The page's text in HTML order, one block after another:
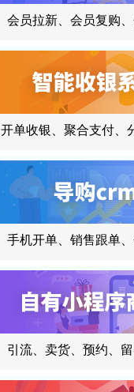
会员拉新、会员复购
开单收银、聚合支付、
手机开单、销售跟单
引流、卖货、预约、